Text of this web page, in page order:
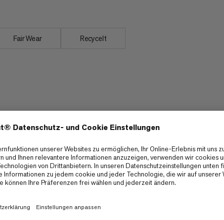
Fair Wear Recycelt
Überarbeitete, anatomische Fußbox für mehr